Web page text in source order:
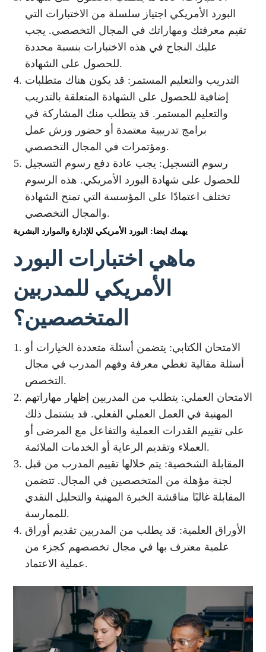
البورد الأمريكي اجتياز سلسلة من الاختبارات التي
تقيم معرفتك ومهاراتك في المجال التخصصي. يجب
عليك النجاح في هذه الاختبارات بنسبة محددة
للحصول على الشهادة.
التدريب والتعليم المستمر: قد يكون هناك متطلبات
إضافية للحصول على الشهادة المتعلقة بالتدريب
والتعليم المستمر. قد يتطلب منك المشاركة في
برامج تدريبية معتمدة أو حضور ورش عمل
ومؤتمرات في المجال التخصصي.
رسوم التسجيل: يجب عادة دفع رسوم التسجيل
للحصول على شهادة البورد الأمريكي. هذه الرسوم
تختلف اعتمادًا على المؤسسة التي تمنح الشهادة
والمجال التخصصي.
يهمك ايضا: البورد الأمريكي للإدارة والموارد البشرية
ماهي اختبارات البورد
الأمريكي للمدربين
المتخصصين؟
الامتحان الكتابي: يتضمن أسئلة متعددة الخيارات أو
أسئلة مقالية تغطي معرفة وفهم المدرب في مجال
التخصص.
الامتحان العملي: يتطلب من المدربين إظهار مهاراتهم
المهنية في العمل العملي الفعلي. قد يشتمل ذلك
على تقييم القدرات العملية والتفاعل مع المرضى أو
العملاء وتقديم الرعاية أو الخدمات الملائمة.
المقابلة الشخصية: يتم خلالها تقييم المدرب من قبل
لجنة مؤهلة من المتخصصين في المجال. تتضمن
المقابلة غالبًا مناقشة الخبرة المهنية والتحليل النقدي
للممارسة.
الأوراق العلمية: قد يطلب من المدربين تقديم أوراق
علمية معترف بها في مجال تخصصهم كجزء من
عملية الاعتماد.